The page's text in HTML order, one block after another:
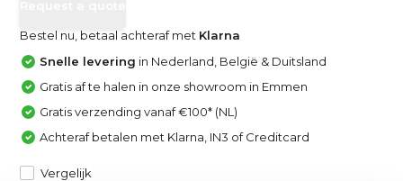
Bestel nu, betaal achteraf met Klarna
Snelle levering in Nederland, België & Duitsland
Gratis af te halen in onze showroom in Emmen
Gratis verzending vanaf €100* (NL)
Achteraf betalen met Klarna, IN3 of Creditcard
Vergelijk